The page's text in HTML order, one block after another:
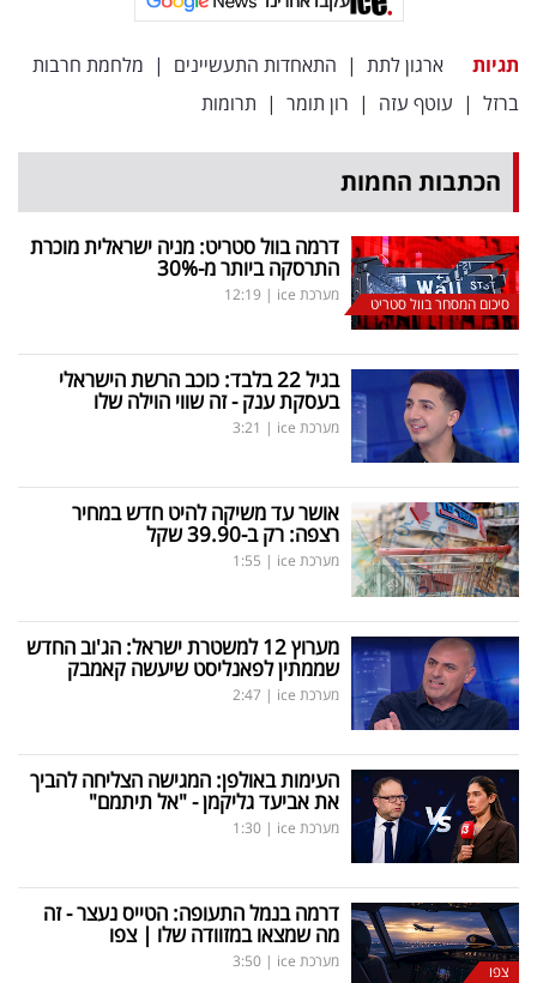
תגיות ארגון לתת | התאחדות התעשיינים | מלחמת חרבות
ברזל | עוטף עזה | רון תומר | תרומות
הכתבות החמות
סיכום המסחר בוול סטריט
דרמה בוול סטריט: מניה ישראלית מוכרת
התרסקה ביותר מ-30%
מערכת ice |
12:19
בגיל 22 בלבד: כוכב הרשת הישראלי
בעסקת ענק - זה שווי הוילה שלו
מערכת ice |
3:21
אושר עד משיקה להיט חדש במחיר
רצפה: רק ב-39.90 שקל
מערכת ice |
1:55
מערוץ 12 למשטרת ישראל: הג'וב החדש
שממתין לפאנליסט שיעשה קאמבק
מערכת ice |
2:47
העימות באולפן: המגישה הצליחה להביך
את אביעד גליקמן - "אל תיתמם"
מערכת ice |
1:30
צפו
דרמה בנמל התעופה: הטייס נעצר - זה
מה שמצאו במזוודה שלו | צפו
מערכת ice |
3:50